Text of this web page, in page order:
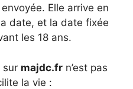
Elle arrive en
date, et la date fixée
les 18 ans.
sur majdc.fr n’est pas
la vie :